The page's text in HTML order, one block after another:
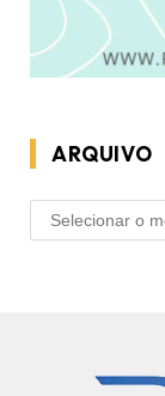
ARQUIVO
ARQUIVO